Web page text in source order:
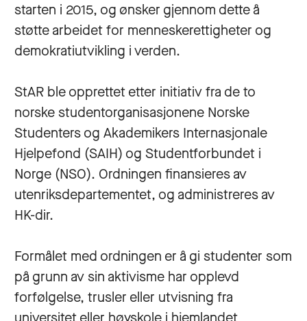
starten i 2015, og ønsker gjennom dette å
støtte arbeidet for menneskerettigheter og
demokratiutvikling i verden.
StAR ble opprettet etter initiativ fra de to
norske studentorganisasjonene Norske
Studenters og Akademikers Internasjonale
Hjelpefond (SAIH) og Studentforbundet i
Norge (NSO). Ordningen finansieres av
utenriksdepartementet, og administreres av
HK-dir.
Formålet med ordningen er å gi studenter som
på grunn av sin aktivisme har opplevd
forfølgelse, trusler eller utvisning fra